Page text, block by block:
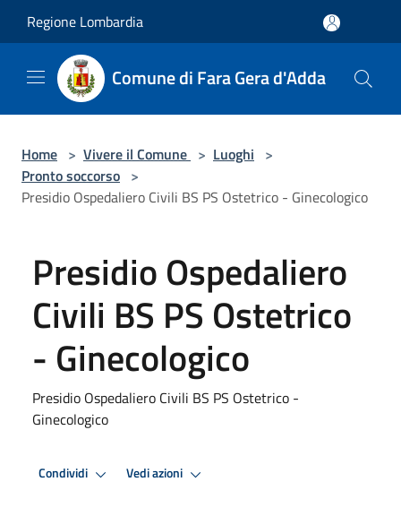
Regione Lombardia
Comune di Fara Gera d'Adda
Home > Vivere il Comune > Luoghi >
Pronto soccorso >
Presidio Ospedaliero Civili BS PS Ostetrico - Ginecologico
Presidio Ospedaliero
Civili BS PS Ostetrico
- Ginecologico
Presidio Ospedaliero Civili BS PS Ostetrico -
Ginecologico
Condividi Vedi azioni